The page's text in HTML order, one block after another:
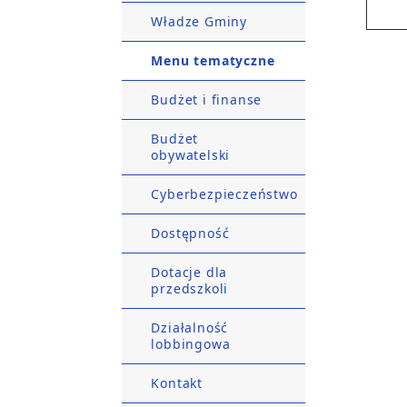
Władze Gminy
Menu tematyczne
Budżet i finanse
Budżet
obywatelski
Cyberbezpieczeństwo
Dostępność
Dotacje dla
przedszkoli
Działalność
lobbingowa
Kontakt